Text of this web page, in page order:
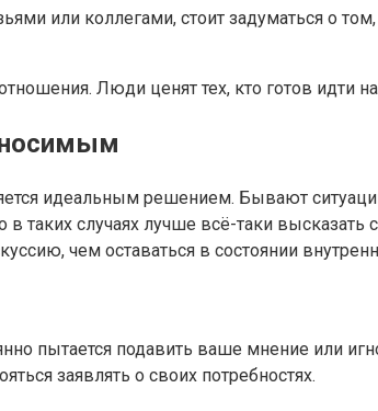
или коллегами, стоит задуматься о
Люди ценят тех, кто готов идти
идеальным решением. Бывают
таких случаях лучше всё-таки
чем оставаться в состоянии
пытается подавить ваше мнение или
заявлять о своих потребностях.